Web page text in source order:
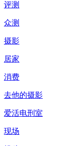
评测
众测
摄影
居家
消费
去他的摄影
爱活电刑室
现场